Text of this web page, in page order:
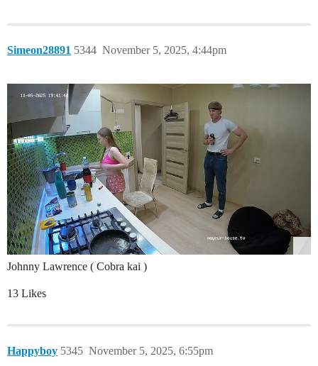
Simeon28891 November 5, 2025, 4:44pm
5344
Johnny Lawrence ( Cobra kai )
13 Likes
Happyboy November 5, 2025, 6:55pm
5345